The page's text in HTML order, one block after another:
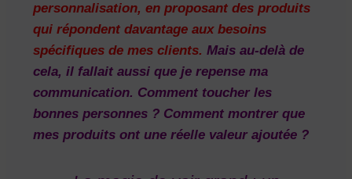
personnalisation, en proposant des produits
qui répondent davantage aux besoins
spécifiques de mes clients. Mais au-delà de
cela, il fallait aussi que je repense ma
communication. Comment toucher les
bonnes personnes ? Comment montrer que
mes produits ont une réelle valeur ajoutée ?